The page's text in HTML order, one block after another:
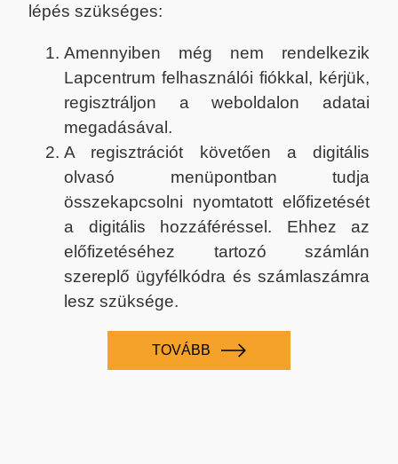
lépés szükséges:
Amennyiben még nem rendelkezik
Lapcentrum felhasználói fiókkal, kérjük,
regisztráljon a weboldalon adatai
megadásával.
A regisztrációt követően a digitális
olvasó menüpontban tudja
összekapcsolni nyomtatott előfizetését
a digitális hozzáféréssel. Ehhez az
előfizetéséhez tartozó számlán
szereplő ügyfélkódra és számlaszámra
lesz szüksége.
TOVÁBB